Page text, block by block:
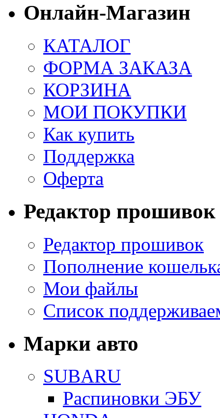
Онлайн-Магазин
КАТАЛОГ
ФОРМА ЗАКАЗА
КОРЗИНА
МОИ ПОКУПКИ
Как купить
Поддержка
Оферта
Редактор прошивок
Редактор прошивок
Пополнение
Мои файлы
Список
Марки авто
SUBARU
Распиновки ЭБУ